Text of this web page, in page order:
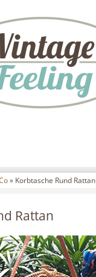
» Korbtasche Rund Rattan
Rattan